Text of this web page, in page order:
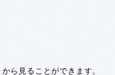
ら見ることができます。